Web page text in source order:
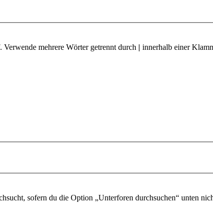
mehrere Wörter getrennt durch | innerhalb einer
sofern du die Option „Unterforen durchsuchen“ unten